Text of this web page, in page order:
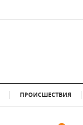
ПРОИСШЕСТВИЯ